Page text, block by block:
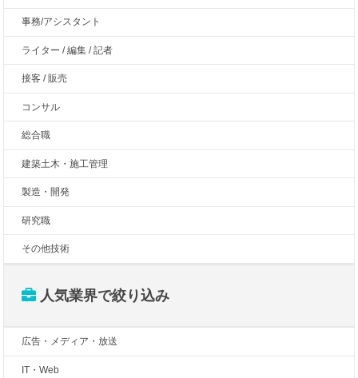
事務/アシスタント
ライター / 編集 / 記者
接客 / 販売
コンサル
総合職
建築土木・施工管理
製造・開発
研究職
その他技術
人気業界で絞り込み
広告・メディア・放送
IT・Web